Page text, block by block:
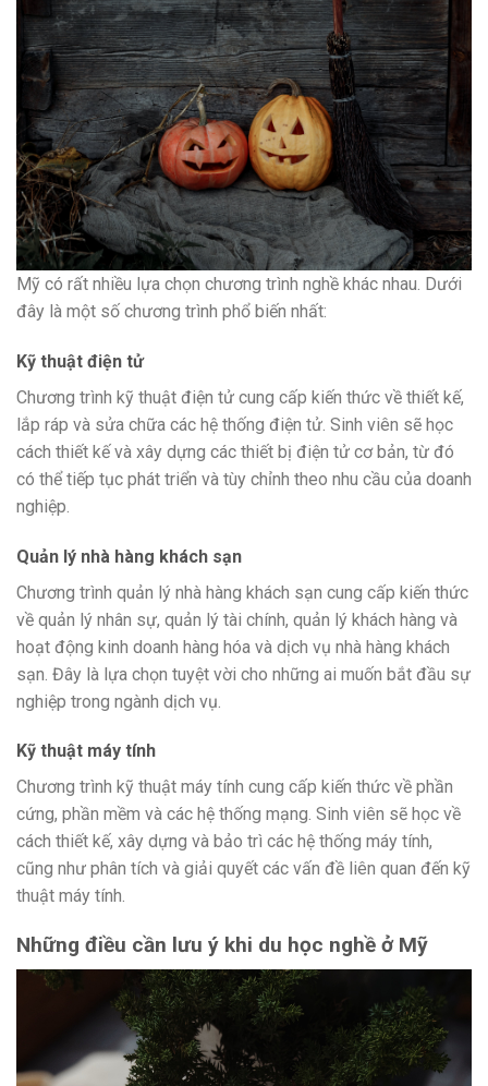
Mỹ có rất nhiều lựa chọn chương trình nghề khác nhau. Dưới
đây là một số chương trình phổ biến nhất:
Kỹ thuật điện tử
Chương trình kỹ thuật điện tử cung cấp kiến ​​thức về thiết kế,
lắp ráp và sửa chữa các hệ thống điện tử. Sinh viên sẽ học
cách thiết kế và xây dựng các thiết bị điện tử cơ bản, từ đó
có thể tiếp tục phát triển và tùy chỉnh theo nhu cầu của doanh
nghiệp.
Quản lý nhà hàng khách sạn
Chương trình quản lý nhà hàng khách sạn cung cấp kiến ​​thức
về quản lý nhân sự, quản lý tài chính, quản lý khách hàng và
hoạt động kinh doanh hàng hóa và dịch vụ nhà hàng khách
sạn. Đây là lựa chọn tuyệt vời cho những ai muốn bắt đầu sự
nghiệp trong ngành dịch vụ.
Kỹ thuật máy tính
Chương trình kỹ thuật máy tính cung cấp kiến ​​thức về phần
cứng, phần mềm và các hệ thống mạng. Sinh viên sẽ học về
cách thiết kế, xây dựng và bảo trì các hệ thống máy tính,
cũng như phân tích và giải quyết các vấn đề liên quan đến kỹ
thuật máy tính.
Những điều cần lưu ý khi du học nghề ở Mỹ